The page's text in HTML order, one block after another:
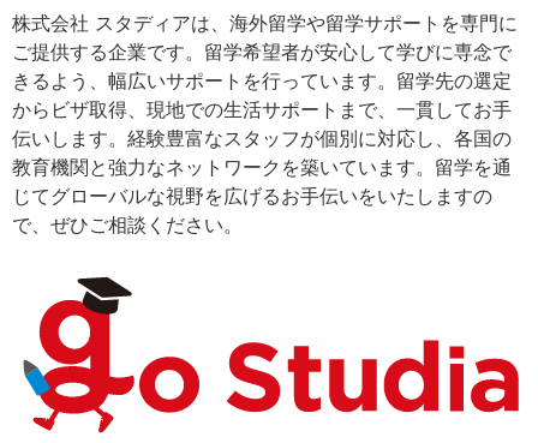
株式会社 スタディアは、海外留学や留学サポートを専門に
ご提供する企業です。留学希望者が安心して学びに専念で
きるよう、幅広いサポートを行っています。留学先の選定
からビザ取得、現地での生活サポートまで、一貫してお手
伝いします。経験豊富なスタッフが個別に対応し、各国の
教育機関と強力なネットワークを築いています。留学を通
じてグローバルな視野を広げるお手伝いをいたしますの
で、ぜひご相談ください。